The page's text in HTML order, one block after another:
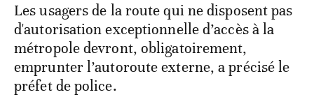
Les usagers de la route qui ne disposent pas
d'autorisation exceptionnelle d’accès à la
métropole devront, obligatoirement,
emprunter l’autoroute externe, a précisé le
préfet de police.